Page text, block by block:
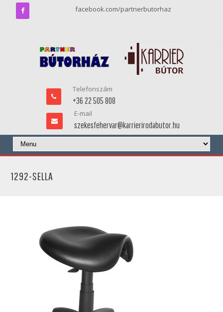
facebook.com/partnerbutorhaz
Telefonszám
+36 22 505 808
E-mail
szekesfehervar@karrierirodabutor.hu
1292-SELLA